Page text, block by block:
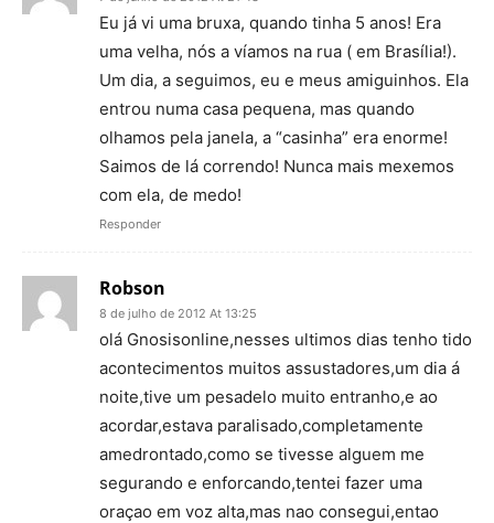
Eu já vi uma bruxa, quando tinha 5 anos! Era
uma velha, nós a víamos na rua ( em Brasília!).
Um dia, a seguimos, eu e meus amiguinhos. Ela
entrou numa casa pequena, mas quando
olhamos pela janela, a “casinha” era enorme!
Saimos de lá correndo! Nunca mais mexemos
com ela, de medo!
Responder
Robson
8 de julho de 2012 At 13:25
olá Gnosisonline,nesses ultimos dias tenho tido
acontecimentos muitos assustadores,um dia á
noite,tive um pesadelo muito entranho,e ao
acordar,estava paralisado,completamente
amedrontado,como se tivesse alguem me
segurando e enforcando,tentei fazer uma
oraçao em voz alta,mas nao consegui,entao